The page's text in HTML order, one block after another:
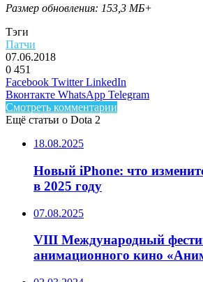
Размер обновления: 153,3 МБ+
Тэги
Патчи
07.06.2018
0 451
Facebook Twitter LinkedIn
Вконтакте WhatsApp Telegram
Смотреть комментарии
Ещё статьи о Dota 2
18.08.2025
Новый iPhone: что
в 2025 году
07.08.2025
VIII Международный
анимационного кино